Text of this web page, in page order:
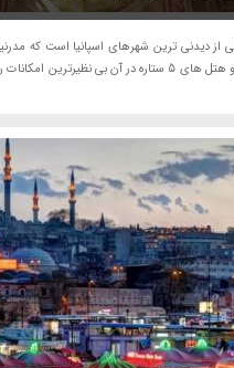
از دیدنی ترین شهرهای اسپانیا است که
تلفیق شده است و هتل های 5 ستاره در آن بی